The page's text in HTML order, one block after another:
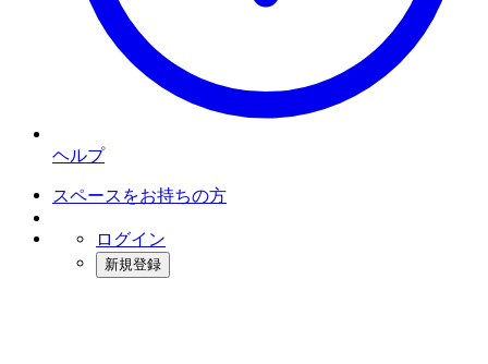
ヘルプ
スペースをお持ちの方
ログイン
新規登録